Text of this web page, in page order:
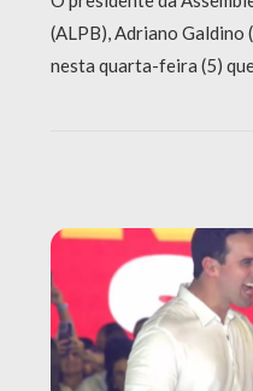
(ALPB), Adriano Galdino
nesta quarta-feira (5)